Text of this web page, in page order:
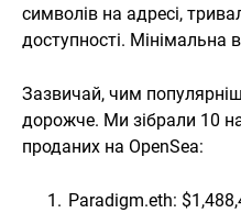
символів на адресі,
доступності. Мінімальна
Зазвичай, чим
дорожче. Ми зібрали 10
проданих на OpenSea:
Paradigm.eth: